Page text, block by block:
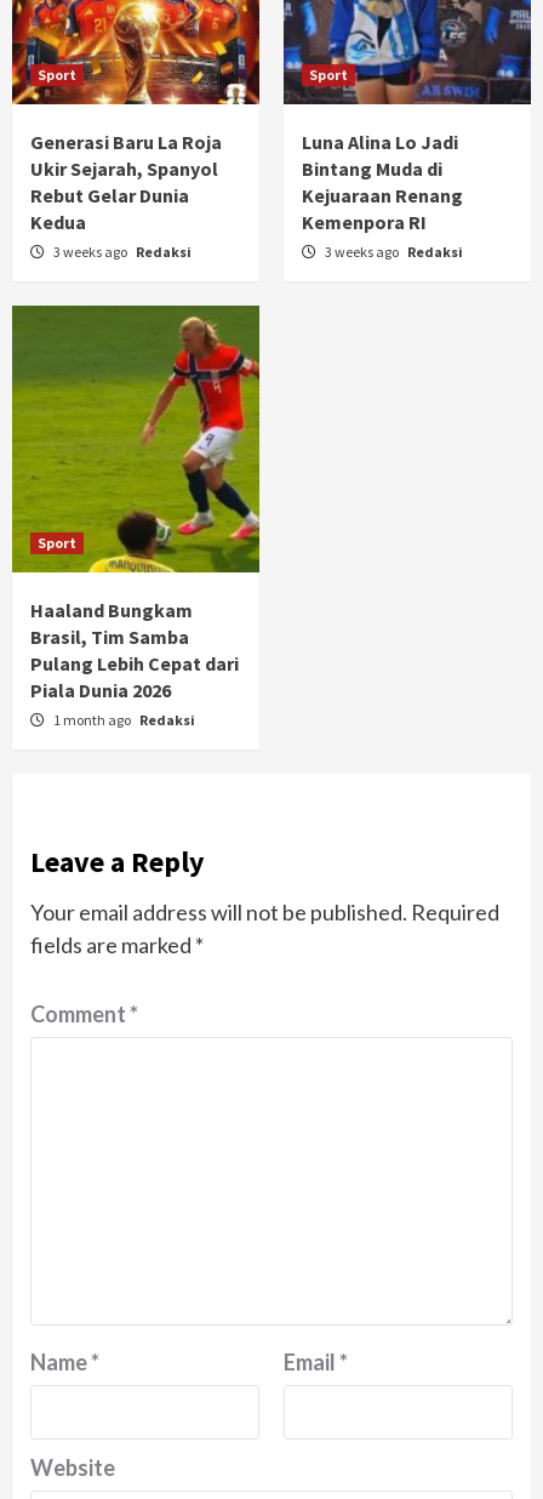
Sport
Generasi Baru La Roja
Ukir Sejarah, Spanyol
Rebut Gelar Dunia
Kedua
3 weeks ago Redaksi
Sport
Luna Alina Lo Jadi
Bintang Muda di
Kejuaraan Renang
Kemenpora RI
3 weeks ago Redaksi
Sport
Haaland Bungkam
Brasil, Tim Samba
Pulang Lebih Cepat dari
Piala Dunia 2026
1 month ago Redaksi
Leave a Reply
Your email address will not be published. Required
fields are marked *
Comment*
Name* Email*
Website